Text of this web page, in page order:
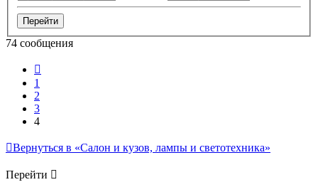
74 сообщения
1
2
3
4
Вернуться в «Салон и кузов, лампы и светотехника»
Перейти